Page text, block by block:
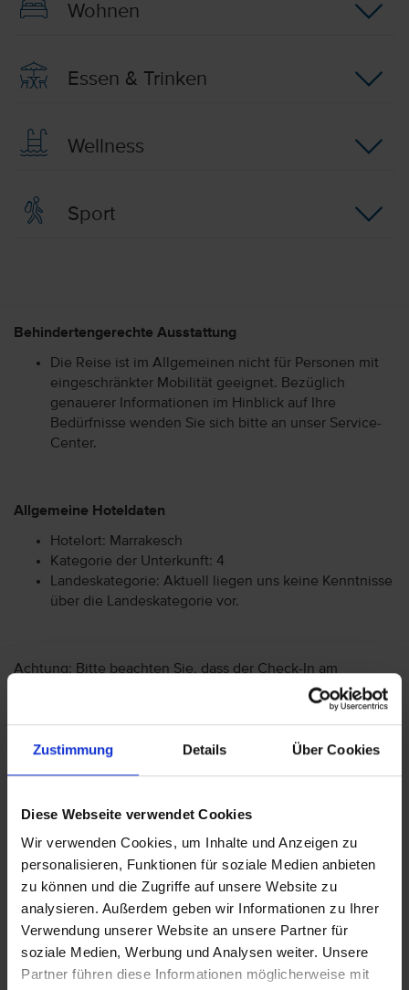
Zustimmung Details Über Cookies
Diese Webseite verwendet Cookies
Wir verwenden Cookies, um Inhalte und Anzeigen zu
personalisieren, Funktionen für soziale Medien anbieten
zu können und die Zugriffe auf unsere Website zu
analysieren. Außerdem geben wir Informationen zu Ihrer
Verwendung unserer Website an unsere Partner für
soziale Medien, Werbung und Analysen weiter. Unsere
Partner führen diese Informationen möglicherweise mit
Wohnen
Essen & Trinken
Wellness
Sport
Behindertengerechte Ausstattung
Die Reise ist im Allgemeinen nicht für Personen mit
eingeschränkter Mobilität geeignet. Bezüglich
genauerer Informationen im Hinblick auf Ihre
Bedürfnisse wenden Sie sich bitte an unser Service-
Center.
Allgemeine Hoteldaten
Hotelort: Marrakesch
Kategorie der Unterkunft: 4
Landeskategorie: Aktuell liegen uns keine Kenntnisse
über die Landeskategorie vor.
Achtung: Bitte beachten Sie, dass der Check-In am
Flughafen bei einigen Fluggesellschaften kostenpflichtig
ist. Freigepäck und Verpflegung während des Fluges
können je nach Fluggesellschaft variieren. Informationen
erhalten Sie im Servicebereich unter Rund um die Reise bei
Wir möchten Sie darauf aufmerksam machen, dass Sie am
Ankunftstag ab 15 Uhr (örtliche Abweichung vorbehalten) in
Ihr Hotel einchecken können. An Ihrem Abreisetag können
Sie Ihr Zimmer bis 11 Uhr (örtliche Abweichung vorbehalten)
nutzen. Bitte beachten Sie, dass es bei Nur-Hotel-
Buchungen vorkommen kann, dass der Hotelier einen
Nachweis der Anreise aus einem EU-Land oder der Schweiz
fordert. Sollte ein derartiger Nachweis nicht gelingen, kann
es vorkommen, dass der Hotelier